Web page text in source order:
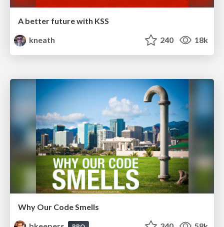
A better future with KSS
kneath
240 18k
Why Our Code Smells